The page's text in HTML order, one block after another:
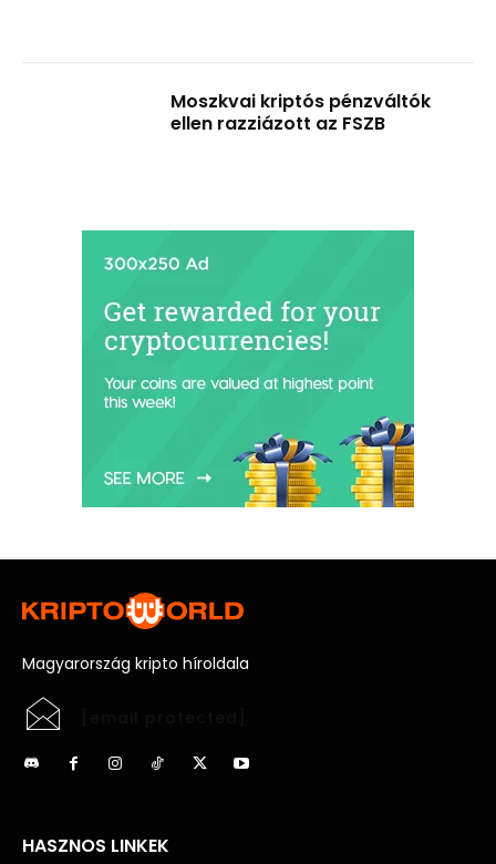
Moszkvai kriptós pénzváltók
ellen razziázott az FSZB
Magyarország kripto híroldala
HASZNOS LINKEK